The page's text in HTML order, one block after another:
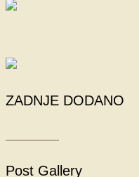
ZADNJE DODANO
Post Gallery